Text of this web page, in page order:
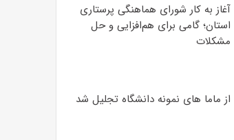
آغاز به کار شورای هماهنگی پرستاری
استان؛ گامی برای هم‌افزایی و حل
مشکلات
از ماما های نمونه دانشگاه تجلیل شد